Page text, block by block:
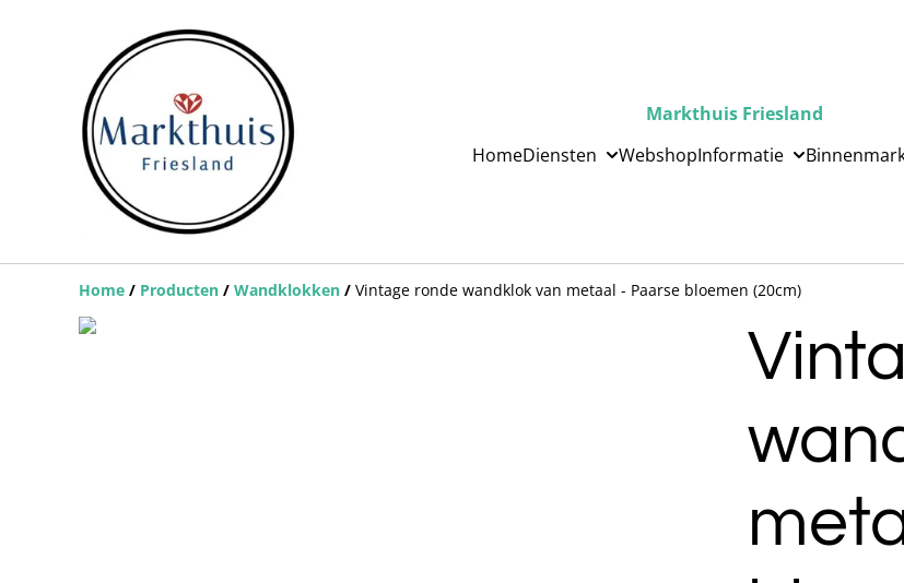
Markthuis Friesland
HomeDiensten WebshopInformatie
Home / Producten / Wandklokken / Vintage ronde wandklok van metaal - Paarse bloemen (20cm)